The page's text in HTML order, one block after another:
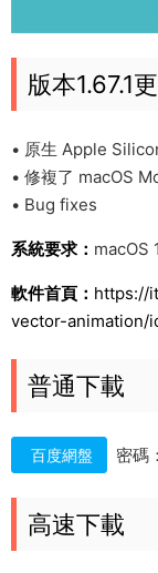
版本1.67.1
• 原生 Apple
• 修複了 macOS
• Bug fixes
系統要求： macOS
軟件首頁： https://
vector-animation/
普通下載
百度網盤 密碼
高速下載